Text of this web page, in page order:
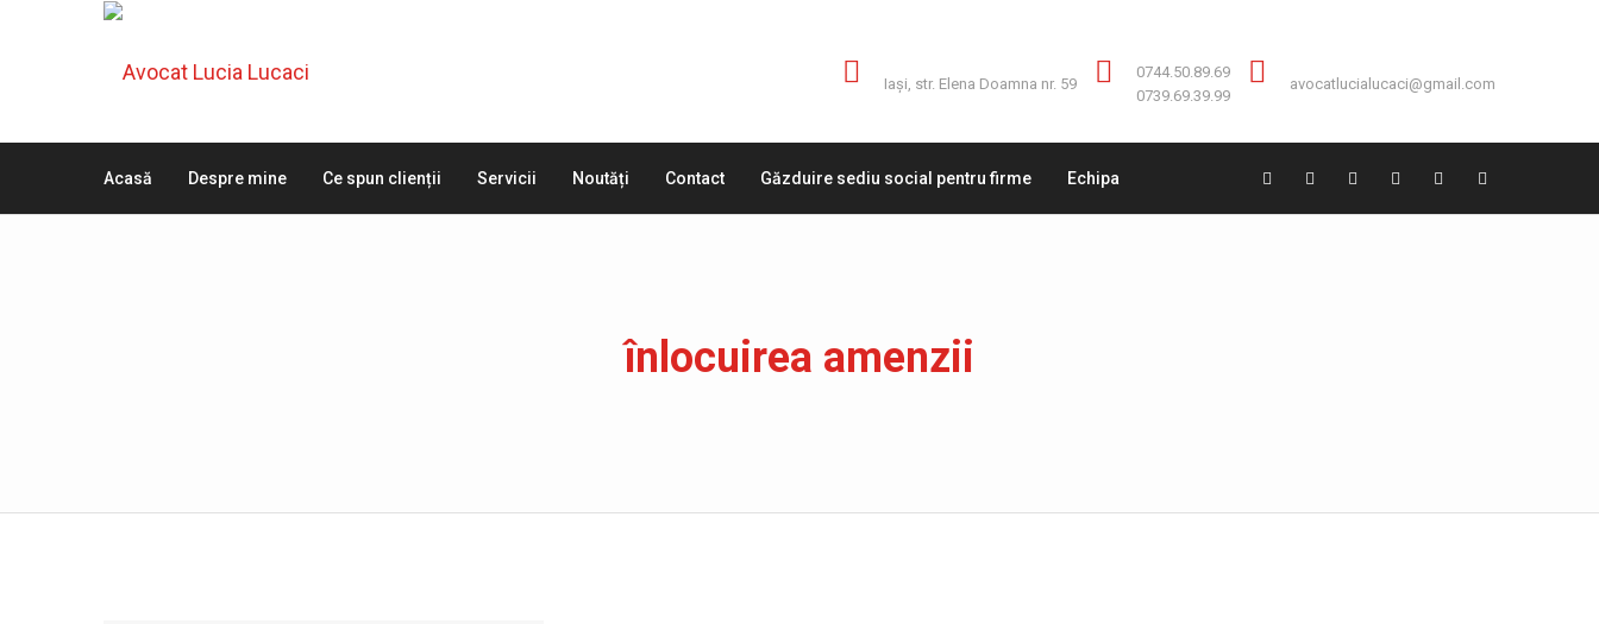
Iaşi, str. Elena Doamna nr. 59
0744.50.89.69
0739.69.39.99
avocatlucialucaci@gmail.com
Acasă Despre mine Ce spun clienții Servicii Noutăți Contact Găzduire sediu social pentru firme Echipa
înlocuirea amenzii